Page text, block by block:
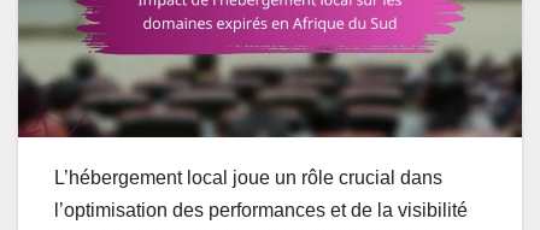
L’hébergement local joue un rôle crucial dans
l’optimisation des performances et de la visibilité